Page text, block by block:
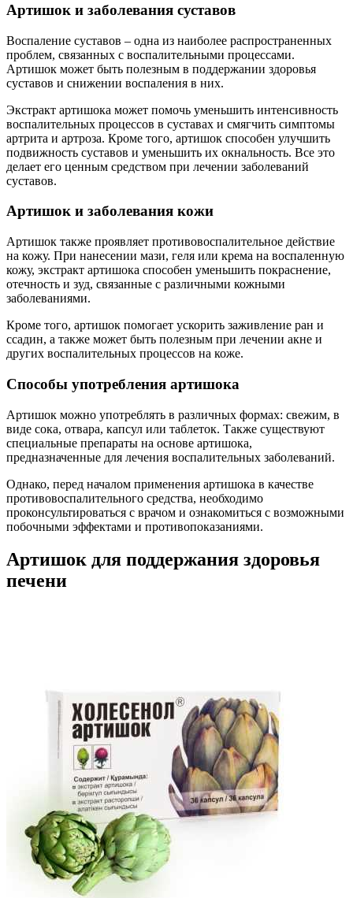
Артишок и заболевания суставов
Воспаление суставов – одна из наиболее распространенных
проблем, связанных с воспалительными процессами.
Артишок может быть полезным в поддержании здоровья
суставов и снижении воспаления в них.
Экстракт артишока может помочь уменьшить интенсивность
воспалительных процессов в суставах и смягчить симптомы
артрита и артроза. Кроме того, артишок способен улучшить
подвижность суставов и уменьшить их окнальность. Все это
делает его ценным средством при лечении заболеваний
суставов.
Артишок и заболевания кожи
Артишок также проявляет противовоспалительное действие
на кожу. При нанесении мази, геля или крема на воспаленную
кожу, экстракт артишока способен уменьшить покраснение,
отечность и зуд, связанные с различными кожными
заболеваниями.
Кроме того, артишок помогает ускорить заживление ран и
ссадин, а также может быть полезным при лечении акне и
других воспалительных процессов на коже.
Способы употребления артишока
Артишок можно употреблять в различных формах: свежим, в
виде сока, отвара, капсул или таблеток. Также существуют
специальные препараты на основе артишока,
предназначенные для лечения воспалительных заболеваний.
Однако, перед началом применения артишока в качестве
противовоспалительного средства, необходимо
проконсультироваться с врачом и ознакомиться с возможными
побочными эффектами и противопоказаниями.
Артишок для поддержания здоровья
печени